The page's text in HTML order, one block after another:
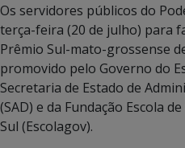
Os servidores públicos do
terça-feira (20 de julho) para
Prêmio Sul-mato-grossense
promovido pelo Governo do
Secretaria de Estado de
(SAD) e da Fundação Escola
Sul (Escolagov).